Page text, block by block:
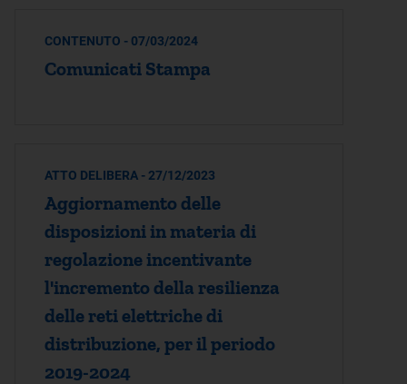
CONTENUTO - 07/03/2024
Comunicati Stampa
ATTO DELIBERA - 27/12/2023
Aggiornamento delle
disposizioni in materia di
regolazione incentivante
l'incremento della resilienza
delle reti elettriche di
distribuzione, per il periodo
2019-2024